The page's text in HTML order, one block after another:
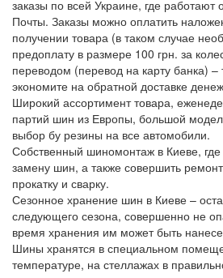
заказы по всей Украине, где работают
Почты. Заказы можно оплатить
получении товара (в таком случае
предоплату в размере 100 грн. за
переводом (перевод на карту банка) –
экономите на обратной доставке
Широкий ассортимент товара,
партий шин из Европы, большой
выбор бу резины на все автомобили.
Собственный шиномонтаж в Киеве,
замену шин, а также совершить
прокатку и сварку.
Сезонное хранение шин в Киеве –
следующего сезона, совершенно не
время хранения им может быть
Шины хранятся в специальном
температуре, на стеллажах в